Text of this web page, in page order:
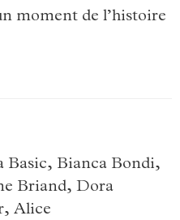
moment de l’histoire
Basic, Bianca Bondi,
Briand, Dora
Alice